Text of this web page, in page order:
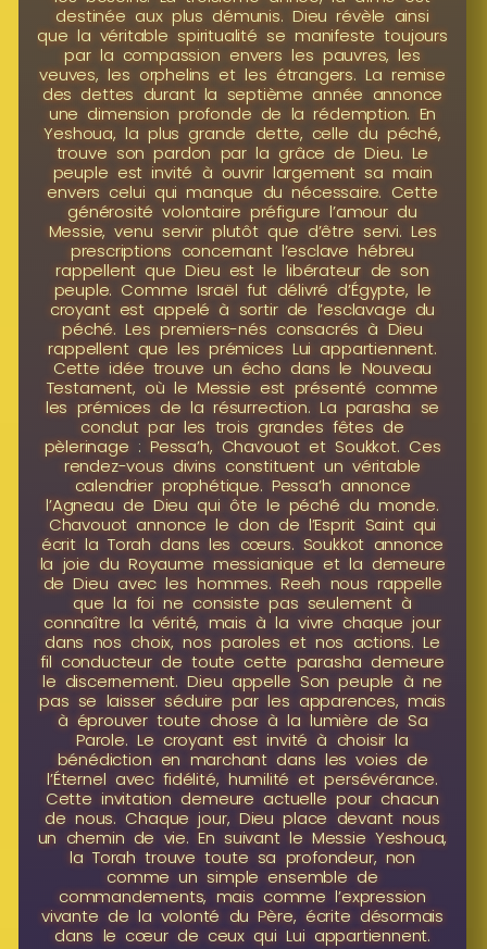
destinée aux plus démunis. Dieu révèle ainsi
que la véritable spiritualité se manifeste toujours
par la compassion envers les pauvres, les
veuves, les orphelins et les étrangers. La remise
des dettes durant la septième année annonce
une dimension profonde de la rédemption. En
Yeshoua, la plus grande dette, celle du péché,
trouve son pardon par la grâce de Dieu. Le
peuple est invité à ouvrir largement sa main
envers celui qui manque du nécessaire. Cette
générosité volontaire préfigure l’amour du
Messie, venu servir plutôt que d’être servi. Les
prescriptions concernant l’esclave hébreu
rappellent que Dieu est le libérateur de son
peuple. Comme Israël fut délivré d’Égypte, le
croyant est appelé à sortir de l’esclavage du
péché. Les premiers-nés consacrés à Dieu
rappellent que les prémices Lui appartiennent.
Cette idée trouve un écho dans le Nouveau
Testament, où le Messie est présenté comme
les prémices de la résurrection. La parasha se
conclut par les trois grandes fêtes de
pèlerinage : Pessa’h, Chavouot et Soukkot. Ces
rendez-vous divins constituent un véritable
calendrier prophétique. Pessa’h annonce
l’Agneau de Dieu qui ôte le péché du monde.
Chavouot annonce le don de l’Esprit Saint qui
écrit la Torah dans les cœurs. Soukkot annonce
la joie du Royaume messianique et la demeure
de Dieu avec les hommes. Reeh nous rappelle
que la foi ne consiste pas seulement à
connaître la vérité, mais à la vivre chaque jour
dans nos choix, nos paroles et nos actions. Le
fil conducteur de toute cette parasha demeure
le discernement. Dieu appelle Son peuple à ne
pas se laisser séduire par les apparences, mais
à éprouver toute chose à la lumière de Sa
Parole. Le croyant est invité à choisir la
bénédiction en marchant dans les voies de
l’Éternel avec fidélité, humilité et persévérance.
Cette invitation demeure actuelle pour chacun
de nous. Chaque jour, Dieu place devant nous
un chemin de vie. En suivant le Messie Yeshoua,
la Torah trouve toute sa profondeur, non
comme un simple ensemble de
commandements, mais comme l’expression
vivante de la volonté du Père, écrite désormais
dans le cœur de ceux qui Lui appartiennent.